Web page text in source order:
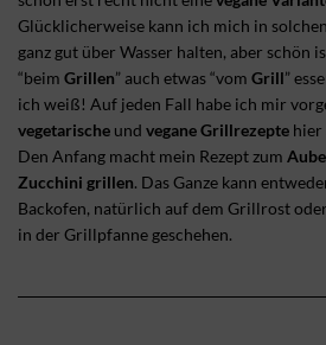
Glücklicherweise kann ich mich in
ganz gut über Wasser halten, aber schön
“beim Grillen” auch etwas “vom Grill”
ich weiß! Auf jeden Fall habe ich mir
vegetarische und vegane Grillrezepte hier
Den Anfang macht mein Rezept zum
Zucchini grillen. Das Ganze kann
Backofen, natürlich auf dem Grillrost
in der Grillpfanne geschehen.